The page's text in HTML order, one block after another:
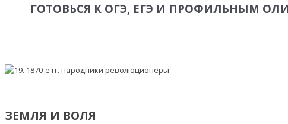
ГОТОВЬСЯ К ОГЭ, ЕГЭ И ПРОФИЛЬНЫМ
ЗЕМЛЯ И ВОЛЯ